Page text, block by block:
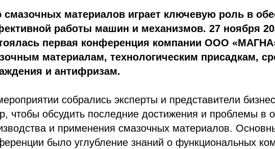
смазочных материалов играет ключевую роль в
работы машин и механизмов. 27 ноября
первая конференция компании ООО
материалам, технологическим присадкам,
и антифризам.
собрались эксперты и представители
чтобы обсудить последние достижения и проблемы в
и применения смазочных материалов.
было углубление знаний о функциональных